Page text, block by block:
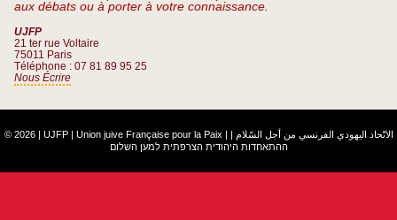
aux débats ou à porter à votre connaissance.
UJFP
21 ter rue Voltaire
75011 Paris
Téléphone : 07 81 89 95 25
Nous Écrire
© 2026 | UJFP | Union juive Française pour la Paix | الاتّحاد اليهودي الفرنسي من أجل السّلام
ההתאחדות היהודית הצרפתית למען השלום